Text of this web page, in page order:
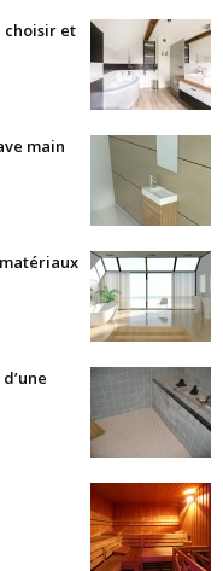
choisir et
main